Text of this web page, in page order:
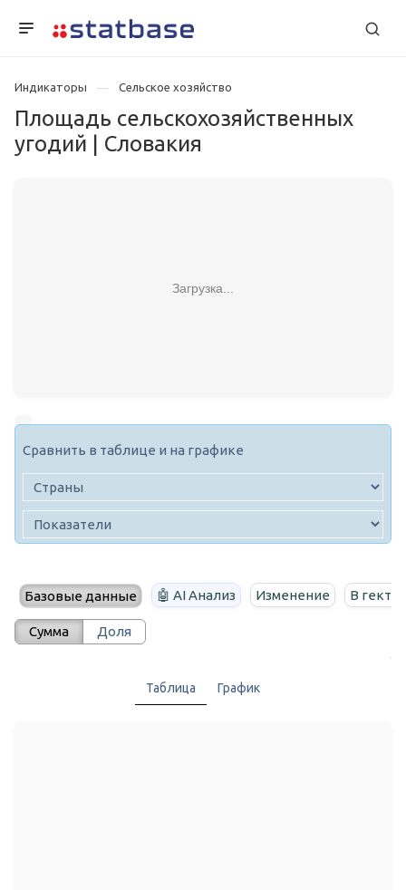
Индикаторы Сельское хозяйство
Площадь сельскохозяйственных
угодий | Словакия
Загрузка...
Сравнить в таблице и на графике
Базовые данные 🤖 AI Анализ Изменение В
Сумма Доля
Таблица График